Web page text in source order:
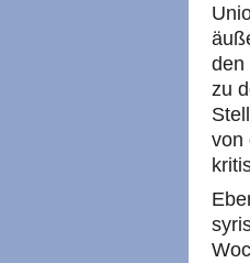
den
zu
von